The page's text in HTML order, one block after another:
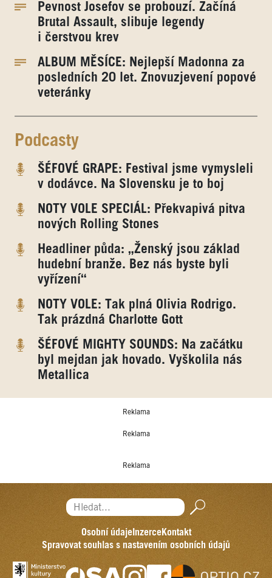
Pevnost Josefov se probouzí. Začíná
Brutal Assault, slibuje legendy
i čerstvou krev
ALBUM MĚSÍCE: Nejlepší Madonna za
posledních 20 let. Znovuzjevení popové
veteránky
Podcasty
ŠÉFOVÉ GRAPE: Festival jsme vymysleli
v dodávce. Na Slovensku je to boj
NOTY VOLE SPECIÁL: Překvapivá pitva
nových Rolling Stones
Headliner půda: „Ženský jsou základ
hudební branže. Bez nás byste byli
vyřízení“
NOTY VOLE: Tak plná Olivia Rodrigo.
Tak prázdná Charlotte Gott
ŠÉFOVÉ MIGHTY SOUNDS: Na začátku
byl mejdan jak hovado. Vyškolila nás
Metallica
Reklama
Reklama
Reklama
Hledat...
Osobní údajeInzerceKontakt
Spravovat souhlas s nastavením osobních údajů